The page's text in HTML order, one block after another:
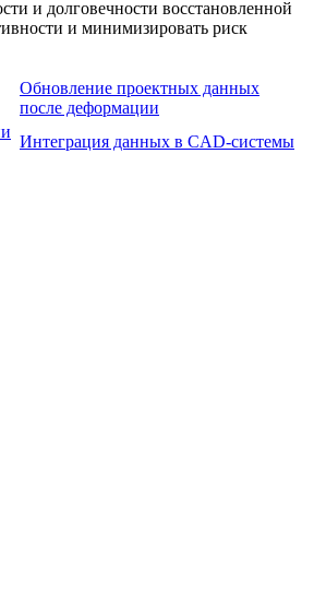
и долговечности восстановленной
и минимизировать риск
Обновление проектных данных
после деформации
Интеграция данных в CAD-системы